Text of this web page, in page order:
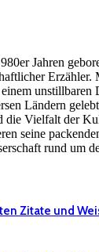
Jahren
Erzähler.
unstillbaren
Ländern
die Vielfalt der
seine
rund um
Zitate und